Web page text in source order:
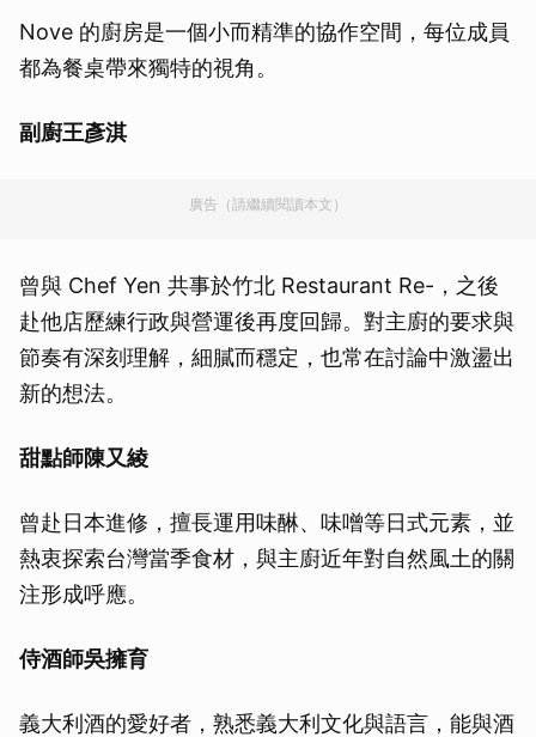
Nove 的廚房是一個小而精準的協作空間，每位成員
都為餐桌帶來獨特的視角。
副廚王彥淇
廣告（請繼續閱讀本文）
曾與 Chef Yen 共事於竹北 Restaurant Re-，之後
赴他店歷練行政與營運後再度回歸。對主廚的要求與
節奏有深刻理解，細膩而穩定，也常在討論中激盪出
新的想法。
甜點師陳又綾
曾赴日本進修，擅長運用味醂、味噌等日式元素，並
熱衷探索台灣當季食材，與主廚近年對自然風土的關
注形成呼應。
侍酒師吳擁育
義大利酒的愛好者，熟悉義大利文化與語言，能與酒